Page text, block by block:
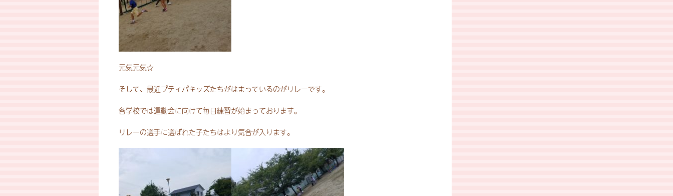
元気元気☆
そして、最近プティパキッズたちがはまっているのがリレーです。
各学校では運動会に向けて毎日練習が始まっております。
リレーの選手に選ばれた子たちはより気合が入ります。